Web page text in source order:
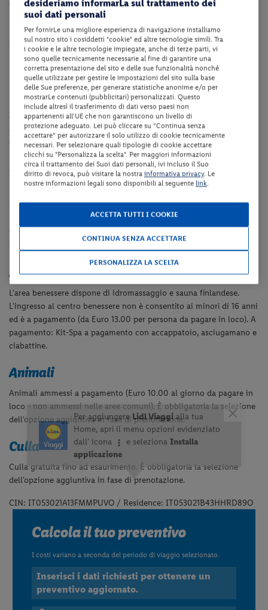
insignito del Diploma di Parco Europeo dal Consiglio d'Europa.
Nei mesi estivi è possibile partecipare alle numerose feste e sagre
locali che tradizionalmente si svolgono in tutto il territorio
circostante e coinvolgono i tanti piccoli borghi medievali che
hanno mantenuto intatta la loro antica e suggestiva atmosfera.
Dotazioni della struttura
La struttura dispone di reception (08:00 – 20:00 ca.), bar,
ristorante, piscina scoperta semiolimpionica (utilizzabile da fine
maggio a fine settembre secondo condizioni meterologiche), sala
TV, sala congressi, sala giochi, giardino, deposito bagagli, deposito
bici, campo da bocce, ping-pong, collegamento internet Wi-Fi in
tutta la struttura, parcheggio fino ad esaurimento posti.
Camere
Le camere dispongono di servizi privati, asciugacapelli, vista
monte, aria condizionata, telefono, TV satellitare, mini frigo e
Area benessere (a pagamento)
L'area benessere dispone di idromassaggio e sauna finlandese.
L'ingresso al centro benessere non è consentito ai minori di 16 anni
ed è a pagamento (da Euro 13.00 per persona da pagare in loco). A
pagamento: Kit-Spa a pagamento con accappatoio, asciugamano e
ciabattine.
Animali
Animali ammessi a pagamento (Euro 10.00 al giorno da pagare in
loco - non ammessi nelle aree comuni). È obbligatoria la selezione
dell'opzione aggiuntiva in fase di prenotazione.
Culla
Culla gratuita fino ad esaurimento. È obbligatoria la selezione
dell'opzione aggiuntiva in fase di prenotazione.
CIN: IT053021A13FMMPUVO / Residence: IT053021B43HHRD89O
Calcola il tuo preventivo
I costi variano a seconda del periodo di viaggio selezionato.
Inserisci i dati richiesti per ottenere un
preventivo aggiornato.
desideriamo informarLa sul trattamento dei
suoi dati personali
Per fornirLe una migliore esperienza di navigazione installiamo
sul nostro sito i cosiddetti "cookie" ed altre tecnologie simili. Tra
i cookie e le altre tecnologie impiegate, anche di terze parti, vi
sono quelle tecnicamente necessarie al fine di garantire una
corretta presentazione del sito e delle sue funzionalità nonché
quelle utilizzate per gestire le impostazioni del sito sulla base
delle Sue preferenze, per generare statistiche anonime e/o per
mostrarLe contenuti (pubblicitari) personalizzati. Questo
include altresì il trasferimento di dati verso paesi non
appartenenti all'UE che non garantiscono un livello di
protezione adeguato. Lei può cliccare su “Continua senza
accettare” per autorizzare il solo utilizzo di cookie tecnicamente
necessari. Per selezionare quali tipologie di cookie accettare
clicchi su "Personalizza la scelta". Per maggiori informazioni
circa il trattamento dei Suoi dati personali, ivi incluso il Suo
diritto di revoca, può visitare la nostra informativa privacy. Le
nostre informazioni legali sono disponibili al seguente link.
ACCETTA TUTTI I COOKIE
CONTINUA SENZA ACCETTARE
PERSONALIZZA LA SCELTA